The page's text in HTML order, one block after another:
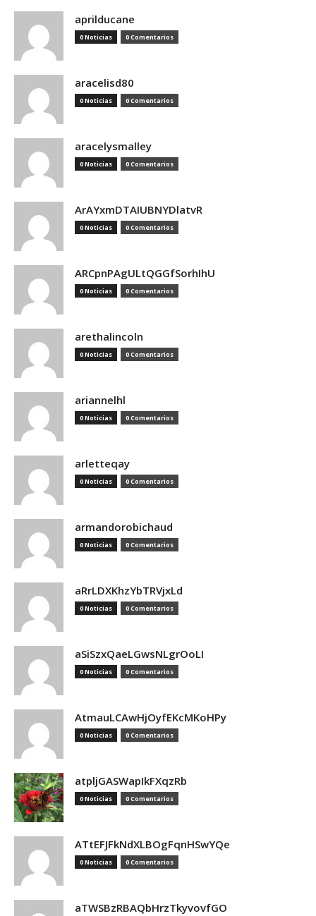
aprilducane
0 Noticias 0 Comentarios
aracelisd80
0 Noticias 0 Comentarios
aracelysmalley
0 Noticias 0 Comentarios
ArAYxmDTAIUBNYDlatvR
0 Noticias 0 Comentarios
ARCpnPAgULtQGGfSorhIhU
0 Noticias 0 Comentarios
arethalincoln
0 Noticias 0 Comentarios
ariannelhl
0 Noticias 0 Comentarios
arletteqay
0 Noticias 0 Comentarios
armandorobichaud
0 Noticias 0 Comentarios
aRrLDXKhzYbTRVjxLd
0 Noticias 0 Comentarios
aSiSzxQaeLGwsNLgrOoLI
0 Noticias 0 Comentarios
AtmauLCAwHjOyfEKcMKoHPy
0 Noticias 0 Comentarios
atpljGASWapIkFXqzRb
0 Noticias 0 Comentarios
ATtEFJFkNdXLBOgFqnHSwYQe
0 Noticias 0 Comentarios
aTWSBzRBAQbHrzTkyvovfGO